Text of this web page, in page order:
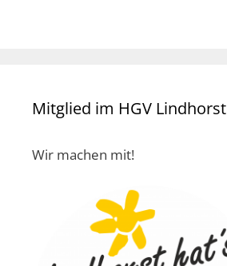
Mitglied im HGV Lindhorst
Wir machen mit!